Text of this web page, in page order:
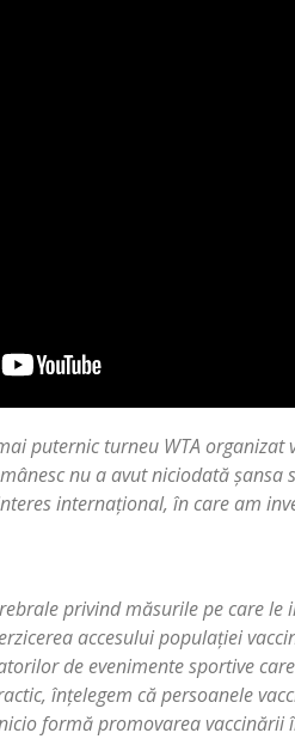
puternic turneu WTA
nu a avut niciodată
internațional, în care am
privind măsurile pe care
accesului populației
de evenimente sportive
înțelegem că persoanele
formă promovarea vaccinării